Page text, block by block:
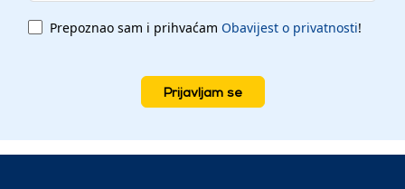
Prepoznao sam i prihvaćam Obavijest o privatnosti!
Prijavljam se